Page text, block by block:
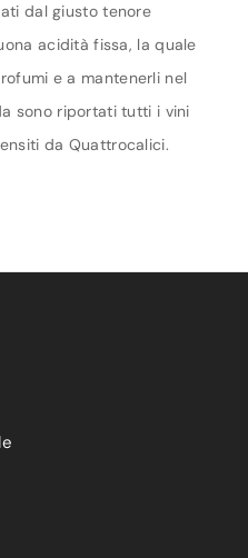
dal giusto tenore
acidità fissa, la quale
e a mantenerli nel
sono riportati tutti i vini
da Quattrocalici.